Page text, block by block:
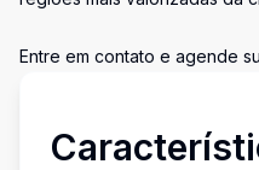
Entre em contato e agende